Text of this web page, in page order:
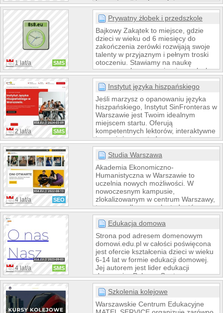
kompetencji językowych i
matematycznych. Programy USKI
oparte są na sprawdzonych metodach
czemu nauka staje się skuteczniejsza i
przyjemniejsza. Elastyczna forma
zajęć pozwala na naukę w dowolnym
miejscu i czasie, wspierając osiąganie
lepszych wyników edukacyjnych.
1 lat/a SMS
Prywatny żłobek i przedszkole
Bajkowy Zakątek to miejsce, gdzie
dzieci w wieku od 6 miesięcy do
zakończenia zerówki rozwijają swoje
talenty w przyjaznym i pełnym troski
otoczeniu. Stawiamy na naukę
poprzez zabawę, wspierając maluchy
w zdobywaniu wiedzy i umiejętności
społecznych. Oferujemy zajęcia z
rytmiczne oraz możliwość
uczestnictwa w zajęciach religijnych.
Nasza doświadczona kadra zapewnia
również wsparcie psychologa i
logopedy, utrzymując stały kontakt z
rodzicami, aby tworzyć najlepsze
warunki do ro
2 lat/a SMS
Instytut języka hiszpańskiego
Jeśli marzysz o opanowaniu języka
hiszpańskiego, Instytut SinFronteras w
Warszawie jest Twoim idealnym
miejscem startu. Oferują
kompetentnych lektorów, interaktywne
i angażujące metody nauczania oraz
przyjazną atmosferę, która sprzyja
nauce. Każdy kurs jest starannie
efektywną i satysfakcjonującą naukę
języka, otwierając drzwi do świata
hiszpańskiej kultury i komunikacji.
4 lat/a SEO
Studia Warszawa
Akademia Ekonomiczno-
Humanistyczna w Warszawie to
uczelnia nowych możliwości. W
nowoczesnym kampusie,
zlokalizowanym w centrum Warszawy,
tworzymy dla naszych studentów
przestrzeń do rozwoju kreatywności,
budowania kariery i realizowania
jedna z czołowych uczelni
niepublicznych w Polsce prowadzimy
studia z zakresu nauk
humanistycznych, społecznych oraz
ekonomicznych. Wyróżniamy się
otwartością na studentów i na
proponowane przez nich inicjatywy,
zaangażowaniem w ich rozwój...
4 lat/a SMS
Edukacja domowa
Strona pod adresem domenowym
domowi.edu.pl w całości poświęcona
jest ofercie kształcenia dzieci w wieku
6-14 lat w formie edukacji domowej.
Jej autorem jest lider edukacji
domowej w Polsce - Centrum
Nauczania Domowego. CND
nieodpłatnie udostępnia platformę
oraz pomaga we wszelkich
Szkolenia kolejowe
Warszawskie Centrum Edukacyjne